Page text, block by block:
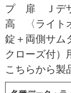
プ 扉 Ｊデ
高 〈ライト
錠＋両側サ
クローズ付）
こちらから製